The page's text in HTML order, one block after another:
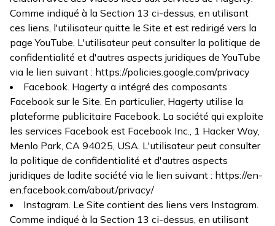
Comme indiqué à la Section 13 ci-dessus, en utilisant
ces liens, l'utilisateur quitte le Site et est redirigé vers la
page YouTube. L'utilisateur peut consulter la politique de
confidentialité et d'autres aspects juridiques de YouTube
via le lien suivant : https://policies.google.com/privacy
Facebook. Hagerty a intégré des composants
Facebook sur le Site. En particulier, Hagerty utilise la
plateforme publicitaire Facebook. La société qui exploite
les services Facebook est Facebook Inc., 1 Hacker Way,
Menlo Park, CA 94025, USA. L'utilisateur peut consulter
la politique de confidentialité et d'autres aspects
juridiques de ladite société via le lien suivant : https://en-
en.facebook.com/about/privacy/
Instagram. Le Site contient des liens vers Instagram.
Comme indiqué à la Section 13 ci-dessus, en utilisant